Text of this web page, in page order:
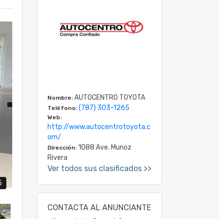
Nombre: AUTOCENTRO TOYOTA
Teléfono: (787) 303-1265
Web:
http://www.autocentrotoyota.c
om/
Dirección: 1088 Ave. Munoz
Rivera
Ver todos sus clasificados >>
CONTACTA AL ANUNCIANTE